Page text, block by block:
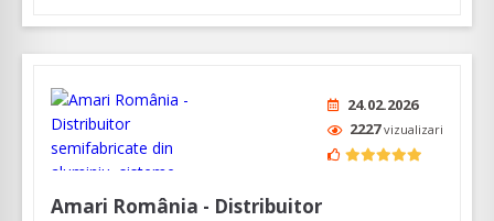
24.02.2026
2227vizualizari
Amari România - Distribuitor